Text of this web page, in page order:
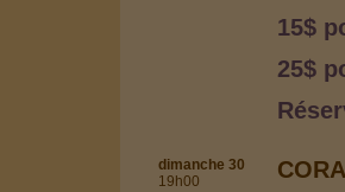
15$
25$
dimanche 30
19h00